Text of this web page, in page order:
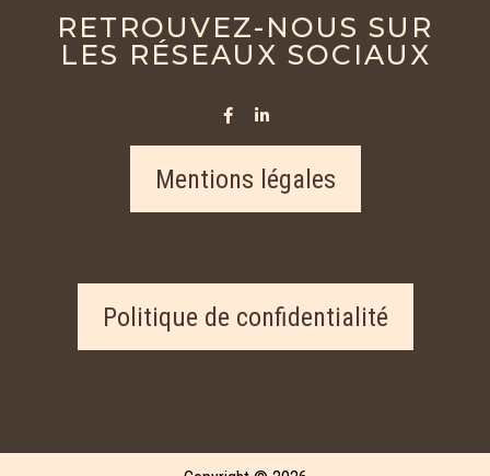
RETROUVEZ-NOUS SUR
LES RÉSEAUX SOCIAUX
Mentions légales
Politique de confidentialité